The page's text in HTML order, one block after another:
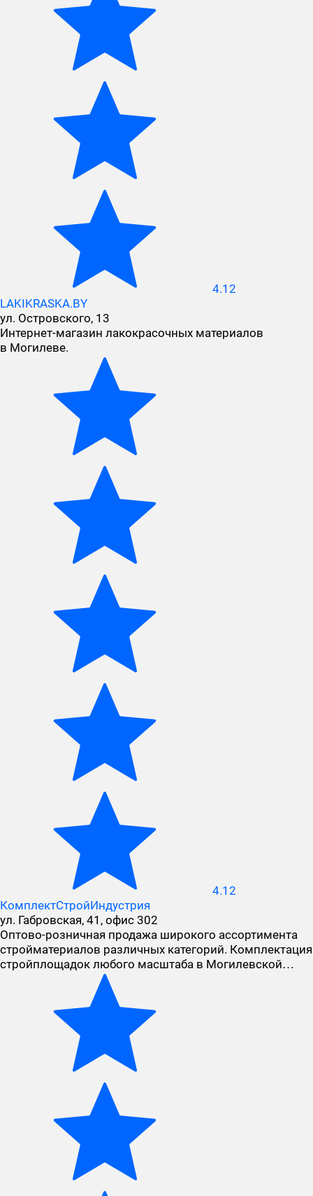
4.12
LAKIKRASKA.BY
ул. Островского, 13
Интернет-магазин лакокрасочных материалов
в Могилеве.
4.12
КомплектСтройИндустрия
ул. Габровская, 41, офис 302
Оптово-розничная продажа широкого ассортимента
стройматериалов различных категорий. Комплектация
стройплощадок любого масштаба в Могилевской…